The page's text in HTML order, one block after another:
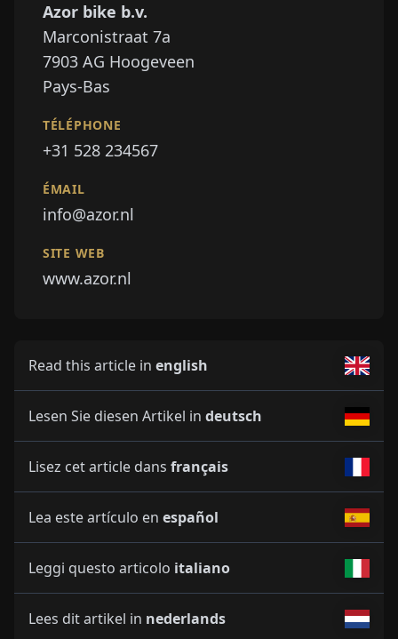
Azor bike b.v.
Marconistraat 7a
7903 AG Hoogeveen
Pays-Bas
TÉLÉPHONE
+31 528 234567
ÉMAIL
info@azor.nl
SITE WEB
www.azor.nl
Read this article in english
Lesen Sie diesen Artikel in deutsch
Lisez cet article dans français
Lea este artículo en español
Leggi questo articolo italiano
Lees dit artikel in nederlands